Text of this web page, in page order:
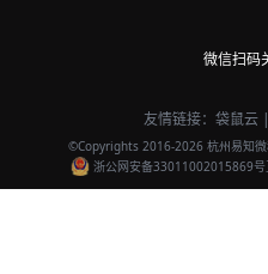
微信扫码
友情链接： 袋鼠云 |
©Copyrights 2016-2026 杭州易知
浙公网安备33011002015869号